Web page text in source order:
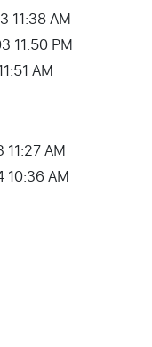
11:38 AM
11:50 PM
AM
11:27 AM
10:36 AM